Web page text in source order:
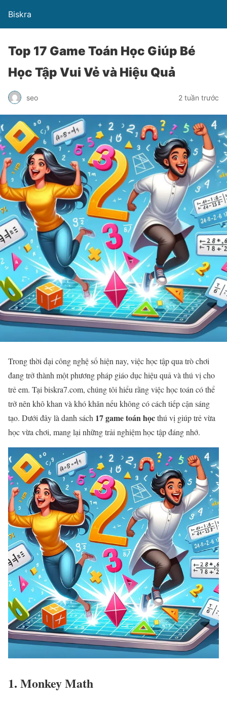
Biskra
Top 17 Game Toán Học Giúp Bé
Học Tập Vui Vẻ và Hiệu Quả
seo 2 tuần trước
Trong thời đại công nghệ số hiện nay, việc học tập qua trò chơi
đang trở thành một phương pháp giáo dục hiệu quả và thú vị cho
trẻ em. Tại biskra7.com, chúng tôi hiểu rằng việc học toán có thể
trở nên khô khan và khó khăn nếu không có cách tiếp cận sáng
tạo. Dưới đây là danh sách 17 game toán họcthú vị giúp trẻ vừa
học vừa chơi, mang lại những trải nghiệm học tập đáng nhớ.
1. Monkey Math